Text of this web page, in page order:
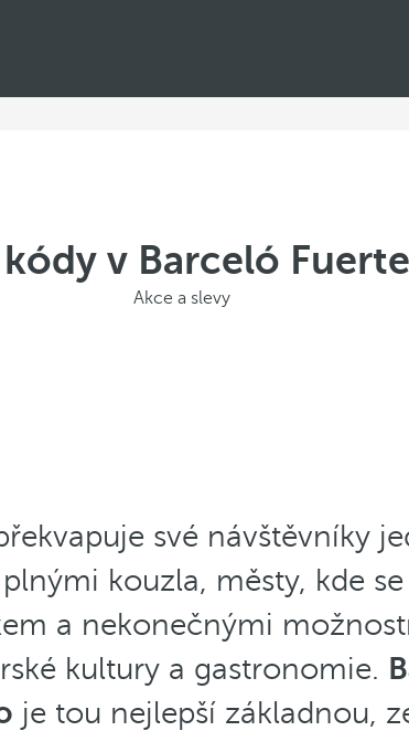
v Barceló
Akce a slevy
své návštěvníky
kouzla, městy, kde
a nekonečnými
kultury a gastronomie.
je tou nejlepší základnou,